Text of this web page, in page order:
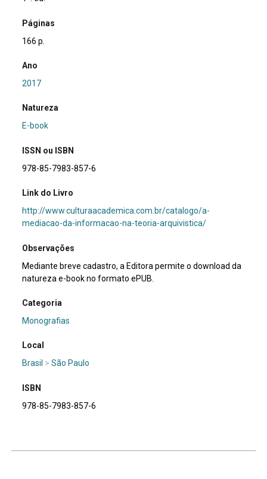
Páginas
166 p.
Ano
2017
Natureza
E-book
ISSN ou ISBN
978-85-7983-857-6
Link do Livro
http://www.culturaacademica.com.br/catalogo/a-
mediacao-da-informacao-na-teoria-arquivistica/
Observações
Mediante breve cadastro, a Editora permite o download da
natureza e-book no formato ePUB.
Categoria
Monografias
Local
Brasil >São Paulo
ISBN
978-85-7983-857-6